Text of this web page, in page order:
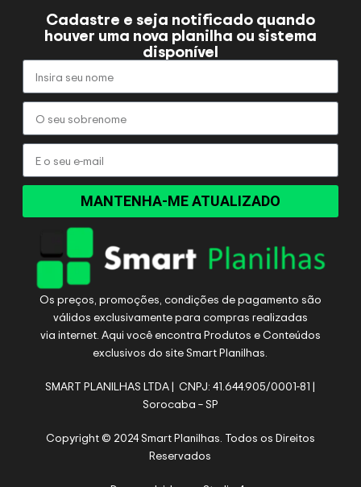
Cadastre e seja notificado quando
houver uma nova planilha ou sistema
disponível
MANTENHA-ME ATUALIZADO
Os preços, promoções, condições de pagamento são
válidos exclusivamente para compras realizadas
via internet. Aqui você encontra Produtos e Conteúdos
exclusivos do site Smart Planilhas.
SMART PLANILHAS LTDA | CNPJ: 41.644.905/0001-81 |
Sorocaba – SP
Copyright © 2024 Smart Planilhas. Todos os Direitos
Reservados